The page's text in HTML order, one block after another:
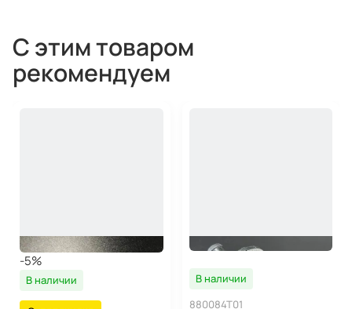
С этим товаром
рекомендуем
-5%
В наличии
В наличии
880084T01